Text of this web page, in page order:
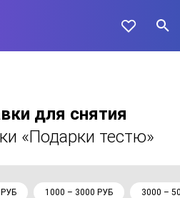
для снятия
«Подарки тестю»
1000 – 3000 РУБ 3000 –